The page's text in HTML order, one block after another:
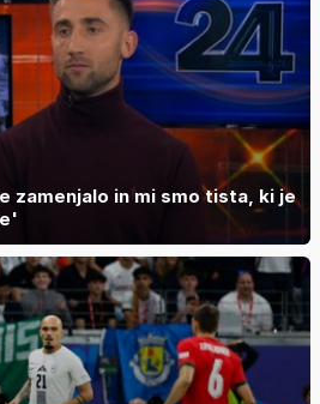
zamenjalo in mi smo tista, ki je